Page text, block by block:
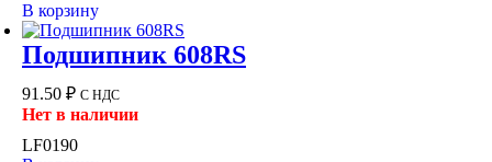
В корзину
Подшипник 608RS
91.50 ₽ С НДС
Нет в наличии
LF0190